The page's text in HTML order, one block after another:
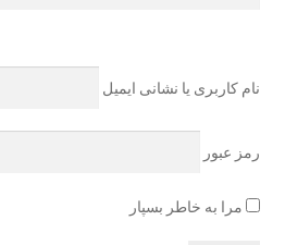
نام کاربری یا نشانی ایمیل
رمز عبور
مرا به خاطر بسپار